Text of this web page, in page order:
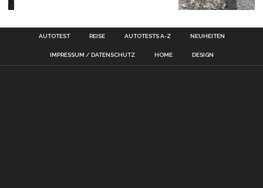
AUTOTEST REISE AUTOTESTS A-Z NEUHEITEN
IMPRESSUM / DATENSCHUTZ HOME DESIGN